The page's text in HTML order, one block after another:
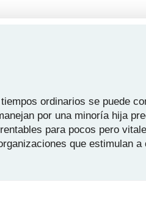
ordinarios se puede
por una minoría hija
para pocos pero
que estimulan a